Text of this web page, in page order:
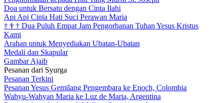
Doa untuk Bersatu dengan Cinta Ilahi
Api Api Cinta Hati Suci Perawan Maria
† † † Dua Puluh Empat Jam Pengorbanan Tuhan Yesus Kristus
Kami
Arahan untuk Menyediakan Ubatan-Ubatan
Medali dan Skapular
Gambar Ajaib
Pesanan dari Syurga
Pesanan Terkini
Pesanan Yesus Gemilang Pengembara ke Enoch, Colombia
Wahyu-Wahyan Maria ke Luz de Maria, Argentina